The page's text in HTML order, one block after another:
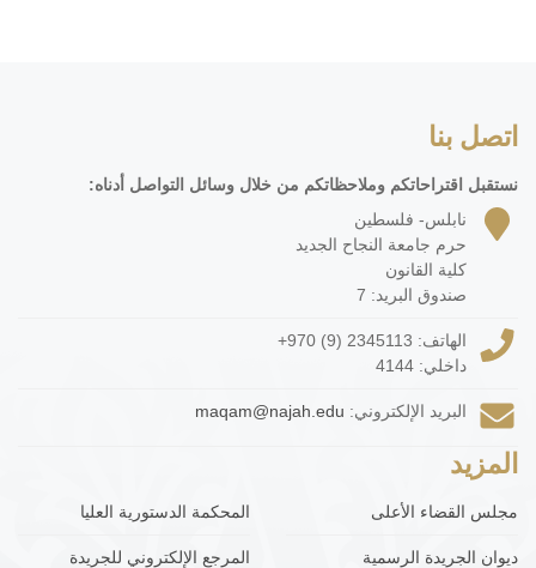
اتصل بنا
نستقبل اقتراحاتكم وملاحظاتكم من خلال وسائل التواصل أدناه:
نابلس- فلسطين
حرم جامعة النجاح الجديد
كلية القانون
صندوق البريد: 7
الهاتف: +970 (9) 2345113
داخلي: 4144
البريد الإلكتروني: maqam@najah.edu
المزيد
مجلس القضاء الأعلى المحكمة الدستورية العليا
ديوان الجريدة الرسمية
المرجع الإلكتروني للجريدة